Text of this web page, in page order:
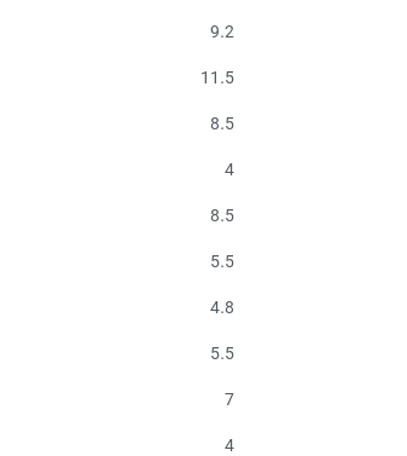
9.2
11.5
8.5
4
8.5
5.5
4.8
5.5
7
4